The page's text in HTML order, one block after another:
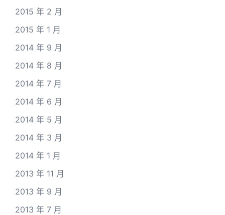
2015 年 2 月
2015 年 1 月
2014 年 9 月
2014 年 8 月
2014 年 7 月
2014 年 6 月
2014 年 5 月
2014 年 3 月
2014 年 1 月
2013 年 11 月
2013 年 9 月
2013 年 7 月